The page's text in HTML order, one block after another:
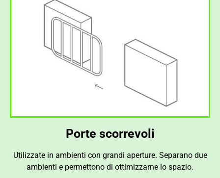
Porte scorrevoli
Utilizzate in ambienti con grandi aperture. Separano due
ambienti e permettono di ottimizzarne lo spazio.